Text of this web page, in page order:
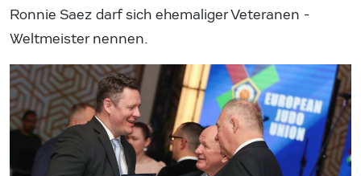
Ronnie Saez darf sich ehemaliger Veteranen -
Weltmeister nennen.